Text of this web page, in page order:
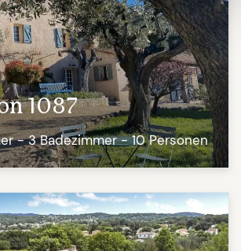
1087
- 3 Badezimmer - 10 Personen